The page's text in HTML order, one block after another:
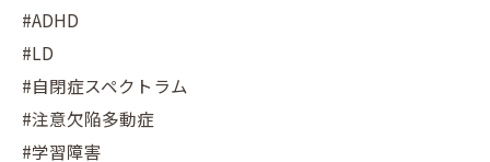
#ADHD
#LD
#自閉症スペクトラム
#注意欠陥多動症
#学習障害